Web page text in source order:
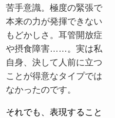
苦手意識。極度の緊張で
本来の力が発揮できない
もどかしさ。耳管開放症
や摂食障害……。実は私
自身、決して人前に立つ
ことが得意なタイプでは
なかったのです。
それでも、表現すること